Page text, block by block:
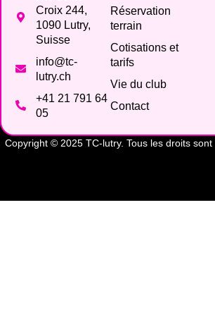
Croix 244,
1090 Lutry,
Suisse
info@tc-
lutry.ch
+41 21 791 64
05
Réservation
terrain
Cotisations et
tarifs
Vie du club
Contact
Copyright © 2025 TC-lutry. Tous les droits sont